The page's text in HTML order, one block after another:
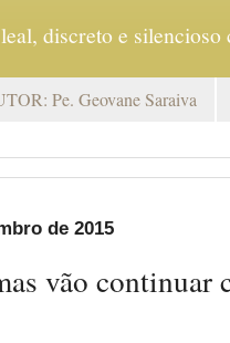
discreto e
Pe. Geovane Saraiva
de 2015
vão continuar